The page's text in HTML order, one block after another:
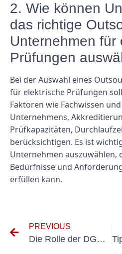
2. Wie können
das richtige
Unternehmen für
Prüfungen
Bei der Auswahl eines
für elektrische Prüfungen
Faktoren wie Fachwissen
Unternehmens,
Prüfkapazitäten,
berücksichtigen. Es ist
Unternehmen auszuwählen,
Bedürfnisse und
erfüllen kann.
PREVIOUS
Die Rolle der DGUV 3 Prüfung bei der Unfall- und Gefahrenverhütung in ortsfesten Anlagen